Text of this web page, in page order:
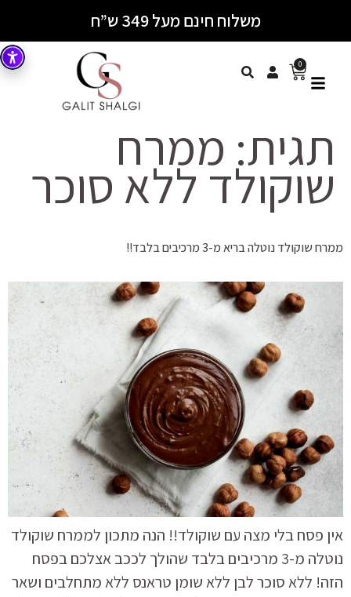
משלוח חינם מעל 349 ש”ח
0
תגית: ממרח
שוקולד ללא סוכר
ממרח שוקולד נוטלה בריא מ-3 מרכיבים בלבד!!
אין פסח בלי מצה עם שוקולד!! הנה מתכון לממרח שוקולד
נוטלה מ-3 מרכיבים בלבד שהולך לככב אצלכם בפסח
הזה! ללא סוכר לבן ללא שומן טראנס ללא מתחלבים ושאר